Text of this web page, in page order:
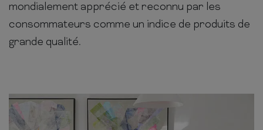
mondialement apprécié et reconnu par les
consommateurs comme un indice de produits de
grande qualité.